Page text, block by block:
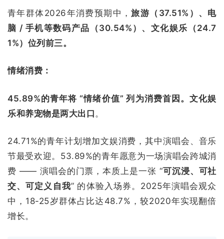
青年群体2026年消费预期中，旅游（37.51%）、电
脑 / 手机等数码产品（30.54%）、文化娱乐（24.7
1%）位列前三。
情绪消费：
45.89%的青年将 “情绪价值” 列为消费首因。文化娱
乐和养宠物是两大出口 。
24.71%的青年计划增加文娱消费，其中演唱会、音乐
节最受欢迎。53.89%的青年愿意为一场演唱会跨城消
费 —— 演唱会的门票，本质上是一张 “可沉浸、可社
交、可定义自我” 的体验入场券。2025年演唱会观众
中，18-25岁群体占比达48.7%，较2020年实现翻倍
增长。